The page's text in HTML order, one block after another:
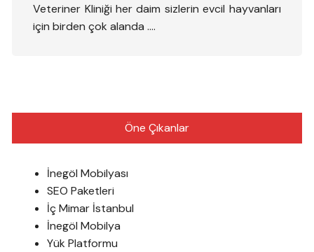
Veteriner Kliniği her daim sizlerin evcil hayvanları
için birden çok alanda ….
Öne Çıkanlar
İnegöl Mobilyası
SEO Paketleri
İç Mimar İstanbul
İnegöl Mobilya
Yük Platformu